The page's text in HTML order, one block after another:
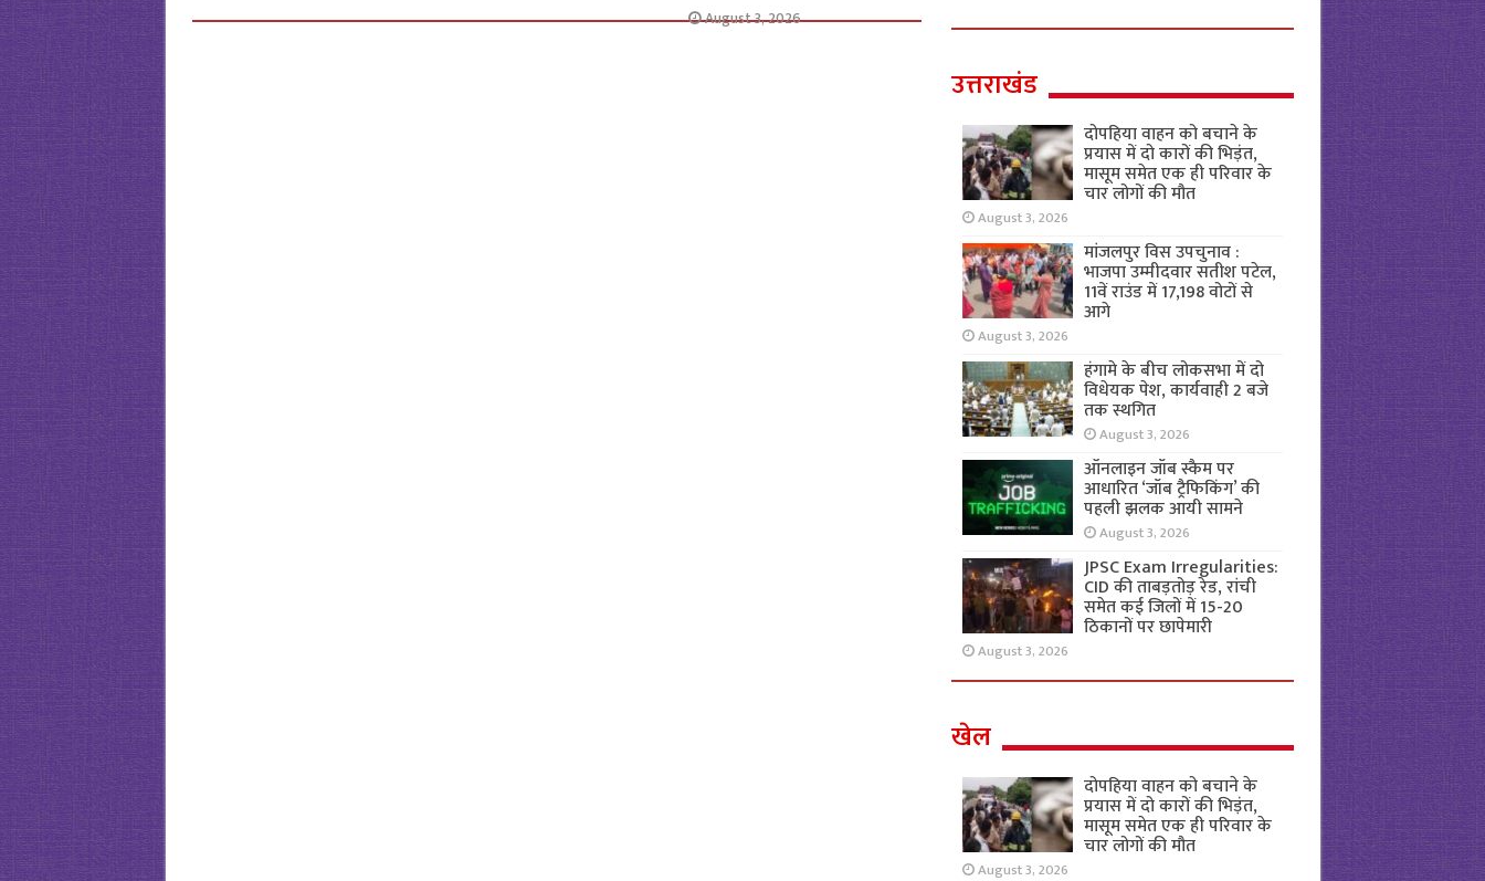
August 3, 2026
उत्तराखंड
दोपहिया वाहन को बचाने के
प्रयास में दो कारों की भिड़ंत,
मासूम समेत एक ही परिवार के
चार लोगों की मौत
August 3, 2026
मांजलपुर विस उपचुनाव :
भाजपा उम्मीदवार सतीश पटेल,
11वें राउंड में 17,198 वोटों से
आगे
August 3, 2026
हंगामे के बीच लोकसभा में दो
विधेयक पेश, कार्यवाही 2 बजे
तक स्थगित
August 3, 2026
ऑनलाइन जॉब स्कैम पर
आधारित ‘जॉब ट्रैफिकिंग’ की
पहली झलक आयी सामने
August 3, 2026
JPSC Exam Irregularities:
CID की ताबड़तोड़ रेड, रांची
समेत कई जिलों में 15-20
ठिकानों पर छापेमारी
August 3, 2026
खेल
दोपहिया वाहन को बचाने के
प्रयास में दो कारों की भिड़ंत,
मासूम समेत एक ही परिवार के
चार लोगों की मौत
August 3, 2026